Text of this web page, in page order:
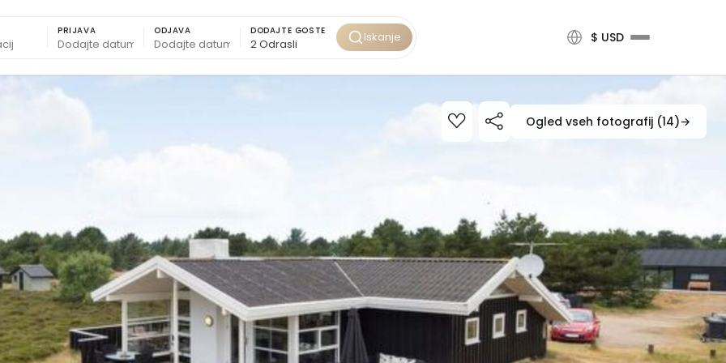
PRIJAVA ODJAVA DODAJTE GOSTE Iskanje $ USD
Ogled vseh fotografij (14)→